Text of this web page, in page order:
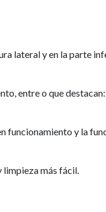
lateral y en la parte
entre o que
funcionamiento y la
limpieza más fácil.